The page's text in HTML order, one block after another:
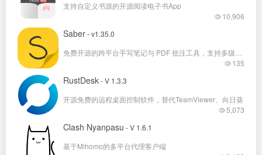
支持自定义书源的开源阅读电子书App
10,906
Saber- v1.35.0
135
RustDesk- V 1.3.3
开源免费的远程桌面控制软件，替代TeamViewer、向日葵
5,073
Clash Nyanpasu - V 1.6.1
基于Mihomo的多平台代理客户端